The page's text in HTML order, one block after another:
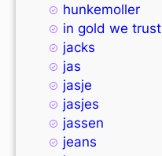
hunkemoller
in gold we trust
jacks
jas
jasje
jasjes
jassen
jeans